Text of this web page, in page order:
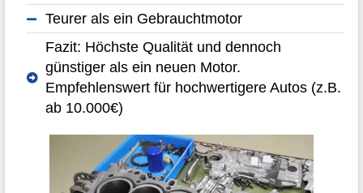
Teurer als ein Gebrauchtmotor
Fazit: Höchste Qualität und dennoch
günstiger als ein neuen Motor.
Empfehlenswert für hochwertigere Autos (z.B.
ab 10.000€)